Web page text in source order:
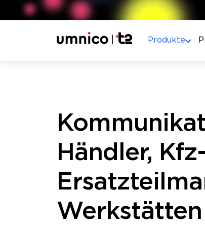
Produkte
Händler, Kfz-
Werkstätten